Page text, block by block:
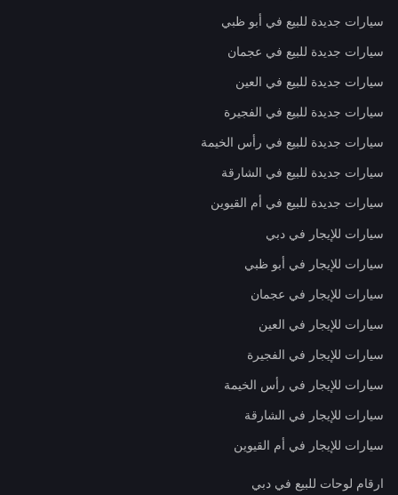
سيارات جديدة للبيع في أبو ظبي
سيارات جديدة للبيع في عجمان
سيارات جديدة للبيع في العين
سيارات جديدة للبيع في الفجيرة
سيارات جديدة للبيع في رأس الخيمة
سيارات جديدة للبيع في الشارقة
سيارات جديدة للبيع في أم القيوين
سيارات للإيجار في دبي
سيارات للإيجار في أبو ظبي
سيارات للإيجار في عجمان
سيارات للإيجار في العين
سيارات للإيجار في الفجيرة
سيارات للإيجار في رأس الخيمة
سيارات للإيجار في الشارقة
سيارات للإيجار في أم القيوين
ارقام لوحات للبيع في دبي